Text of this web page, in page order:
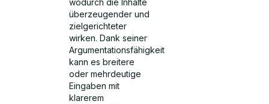
wodurch die Inhalte
überzeugender und
zielgerichteter
wirken. Dank seiner
Argumentationsfähigkeit
kann es breitere
oder mehrdeutige
Eingaben mit
klarerem